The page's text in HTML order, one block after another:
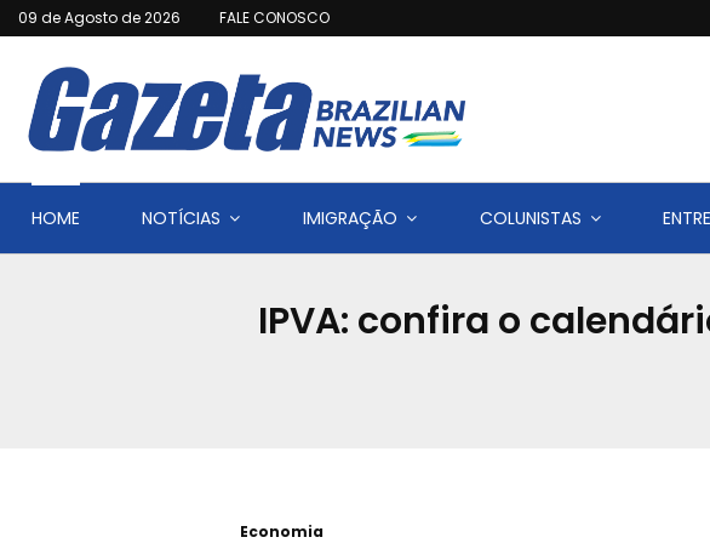
09 de Agosto de 2026 FALE CONOSCO
HOME NOTÍCIAS IMIGRAÇÃO COLUNISTAS
IPVA: confira o
Economia